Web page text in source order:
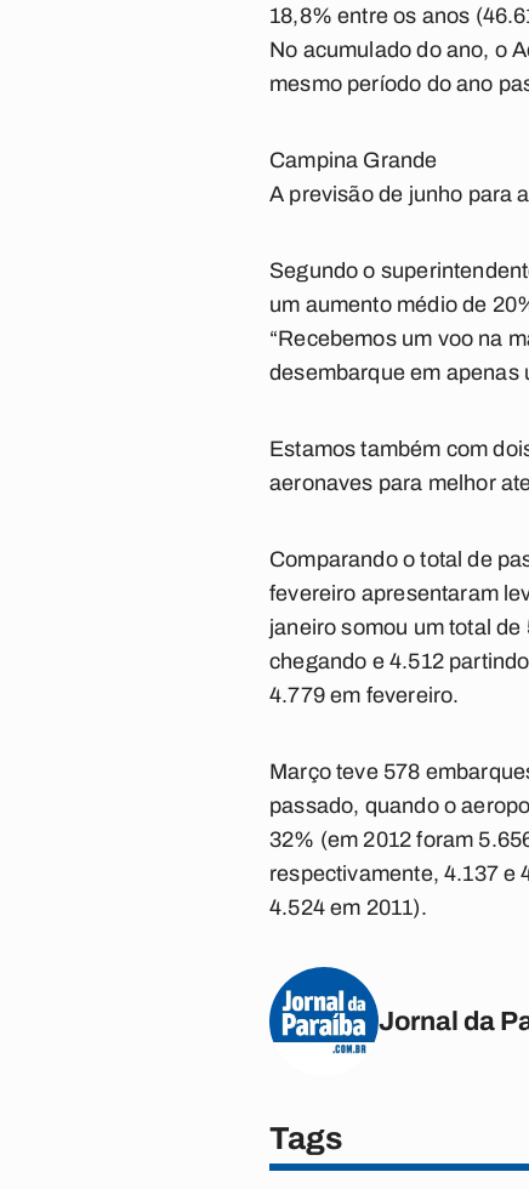
18,8% entre os anos
No acumulado do ano, o
mesmo período do ano
Campina Grande
A previsão de junho para
Segundo o
um aumento médio de
“Recebemos um voo na
desembarque em apenas
Estamos também com
aeronaves para melhor
Comparando o total de
fevereiro apresentaram
janeiro somou um total
chegando e 4.512
4.779 em fevereiro.
Março teve 578
passado, quando o
32% (em 2012 foram
respectivamente, 4.137 e
4.524 em 2011).
Jornal da
Tags